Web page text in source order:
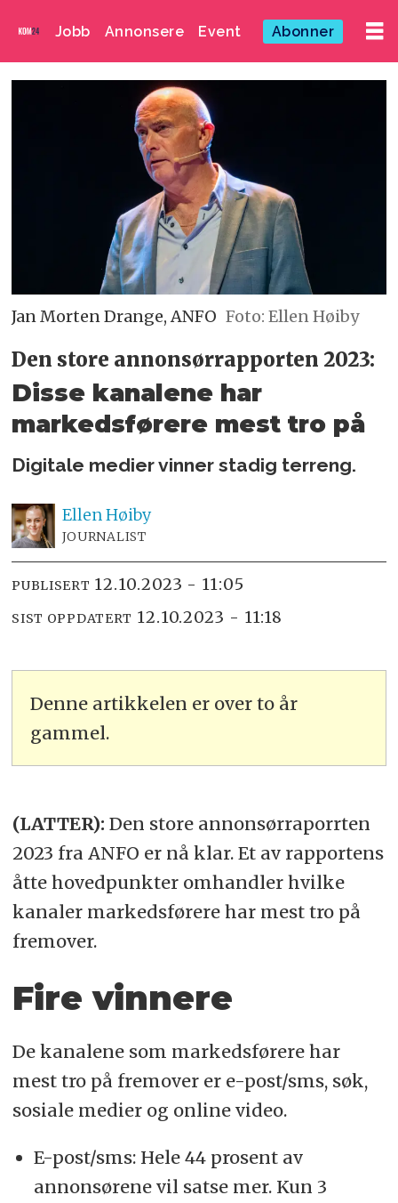
Jobb Annonsere Event Abonner
Jan Morten Drange, ANFO Foto: Ellen Høiby
Den store annonsørrapporten 2023:
Disse kanalene har
markedsførere mest tro på
Digitale medier vinner stadig terreng.
EllenHøiby
JOURNALIST
PUBLISERT 12.10.2023 - 11:05
SIST OPPDATERT 12.10.2023 - 11:18
Denne artikkelen er over to år
gammel.
(LATTER): Den store annonsørraporrten
2023 fra ANFO er nå klar. Et av rapportens
åtte hovedpunkter omhandler hvilke
kanaler markedsførere har mest tro på
fremover.
Fire vinnere
De kanalene som markedsførere har
mest tro på fremover er e-post/sms, søk,
sosiale medier og online video.
E-post/sms: Hele 44 prosent av
annonsørene vil satse mer. Kun 3